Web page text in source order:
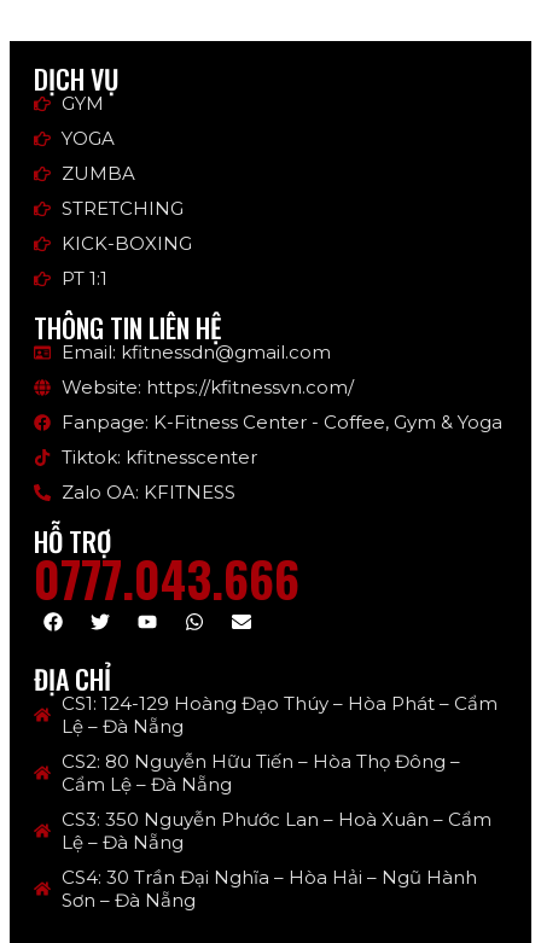
DỊCH VỤ
GYM
YOGA
ZUMBA
STRETCHING
KICK-BOXING
PT 1:1
THÔNG TIN LIÊN HỆ
Email: kfitnessdn@gmail.com
Website: https://kfitnessvn.com/
Fanpage: K-Fitness Center - Coffee, Gym & Yoga
Tiktok: kfitnesscenter
Zalo OA: KFITNESS
HỖ TRỢ
0777.043.666
ĐỊA CHỈ
CS1: 124-129 Hoàng Đạo Thúy – Hòa Phát – Cẩm
Lệ – Đà Nẵng
CS2: 80 Nguyễn Hữu Tiến – Hòa Thọ Đông –
Cẩm Lệ – Đà Nẵng
CS3: 350 Nguyễn Phước Lan – Hoà Xuân – Cẩm
Lệ – Đà Nẵng
CS4: 30 Trần Đại Nghĩa – Hòa Hải – Ngũ Hành
Sơn – Đà Nẵng